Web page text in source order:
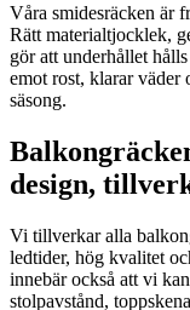
Våra smidesräcken är
Rätt materialtjocklek,
gör att underhållet
emot rost, klarar väder
säsong.
design,
Vi tillverkar alla
ledtider, hög kvalitet
innebär också att vi
stolpavstånd,